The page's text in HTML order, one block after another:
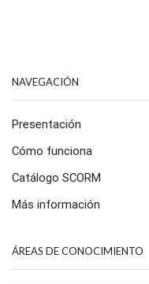
NAVEGACIÓN
Presentación
Cómo funciona
Catálogo SCORM
Más información
ÁREAS DE CONOCIMIENTO